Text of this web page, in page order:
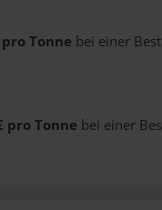
Tonne bei einer
pro Tonne bei einer